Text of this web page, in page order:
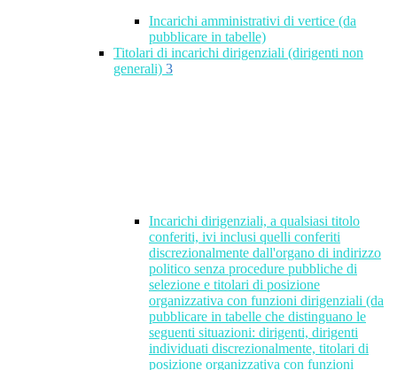
Incarichi amministrativi di vertice (da
pubblicare in tabelle)
Titolari di incarichi dirigenziali (dirigenti non
generali) 3
Incarichi dirigenziali, a qualsiasi titolo
conferiti, ivi inclusi quelli conferiti
discrezionalmente dall'organo di indirizzo
politico senza procedure pubbliche di
selezione e titolari di posizione
organizzativa con funzioni dirigenziali (da
pubblicare in tabelle che distinguano le
seguenti situazioni: dirigenti, dirigenti
individuati discrezionalmente, titolari di
posizione organizzativa con funzioni